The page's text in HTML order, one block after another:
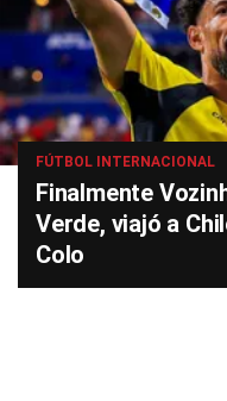
FÚTBOL INTERNACIONAL
Finalmente
Verde, viajó a
Colo